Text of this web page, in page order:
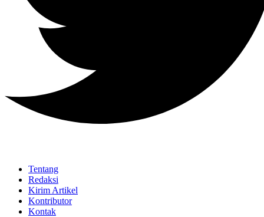
Tentang
Redaksi
Kirim Artikel
Kontributor
Kontak